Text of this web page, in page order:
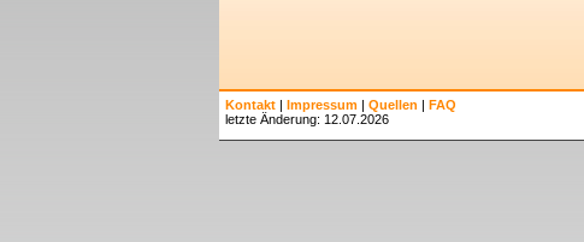
Kontakt | Impressum | Quellen | FAQ
letzte Änderung: 12.07.2026